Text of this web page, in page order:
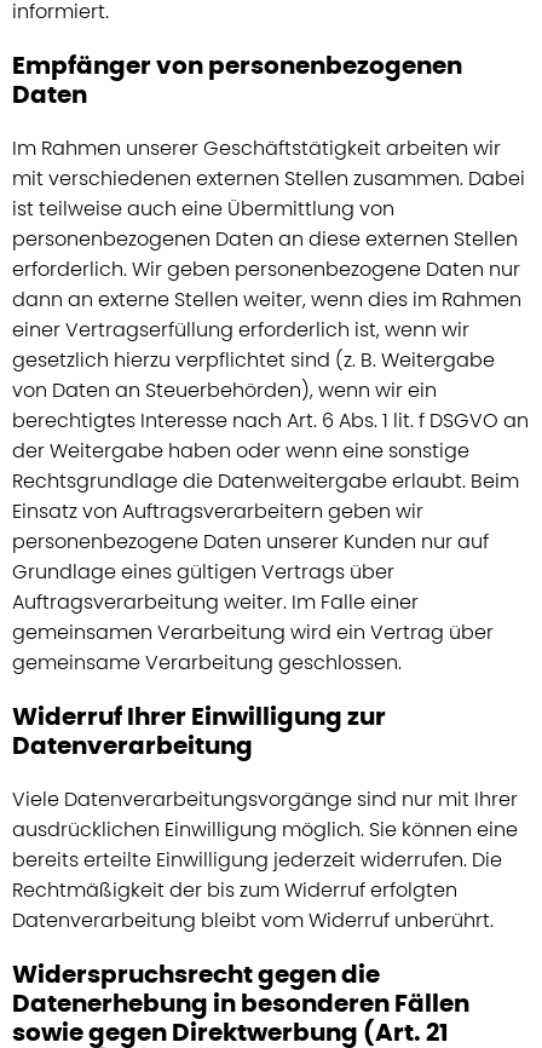
informiert.
Empfänger von personenbezogenen
Daten
Im Rahmen unserer Geschäftstätigkeit arbeiten wir
mit verschiedenen externen Stellen zusammen. Dabei
ist teilweise auch eine Übermittlung von
personenbezogenen Daten an diese externen Stellen
erforderlich. Wir geben personenbezogene Daten nur
dann an externe Stellen weiter, wenn dies im Rahmen
einer Vertragserfüllung erforderlich ist, wenn wir
gesetzlich hierzu verpflichtet sind (z. B. Weitergabe
von Daten an Steuerbehörden), wenn wir ein
berechtigtes Interesse nach Art. 6 Abs. 1 lit. f DSGVO an
der Weitergabe haben oder wenn eine sonstige
Rechtsgrundlage die Datenweitergabe erlaubt. Beim
Einsatz von Auftragsverarbeitern geben wir
personenbezogene Daten unserer Kunden nur auf
Grundlage eines gültigen Vertrags über
Auftragsverarbeitung weiter. Im Falle einer
gemeinsamen Verarbeitung wird ein Vertrag über
gemeinsame Verarbeitung geschlossen.
Widerruf Ihrer Einwilligung zur
Datenverarbeitung
Viele Datenverarbeitungsvorgänge sind nur mit Ihrer
ausdrücklichen Einwilligung möglich. Sie können eine
bereits erteilte Einwilligung jederzeit widerrufen. Die
Rechtmäßigkeit der bis zum Widerruf erfolgten
Datenverarbeitung bleibt vom Widerruf unberührt.
Widerspruchsrecht gegen die
Datenerhebung in besonderen Fällen
sowie gegen Direktwerbung (Art. 21